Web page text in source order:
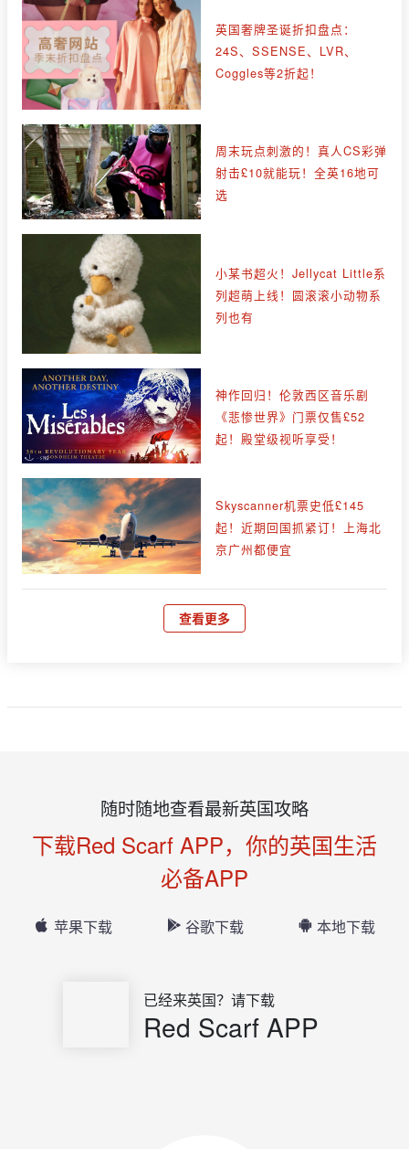
英国奢牌圣诞折扣盘点：
24S、SSENSE、LVR、
Coggles等2折起！
周末玩点刺激的！真人CS彩弹
射击£10就能玩！全英16地可
选
小某书超火！Jellycat Little系
列超萌上线！圆滚滚小动物系
列也有
神作回归！伦敦西区音乐剧
《悲惨世界》门票仅售£52
起！殿堂级视听享受！
Skyscanner机票史低£145
起！近期回国抓紧订！上海北
京广州都便宜
查看更多
随时随地查看最新英国攻略
下载Red Scarf APP，你的英国生活
必备APP
苹果下载 谷歌下载 本地下载
已经来英国？请下载
Red Scarf APP